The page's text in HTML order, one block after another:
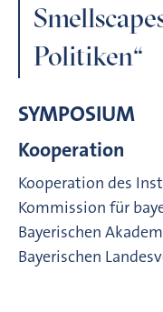
Politiken“
SYMPOSIUM
Kooperation
Kooperation des
Kommission für
Bayerischen
Bayerischen